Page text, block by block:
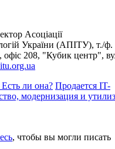
Асоціації
України (АПІТУ), т./ф.
208, "Кубик центр",
ли она? Продается IT-
модернизация и
, чтобы вы могли писать